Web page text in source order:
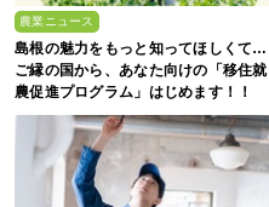
農業ニュース
島根の魅力をもっと知ってほしくて…
ご縁の国から、あなた向けの「移住就
農促進プログラム」はじめます！！